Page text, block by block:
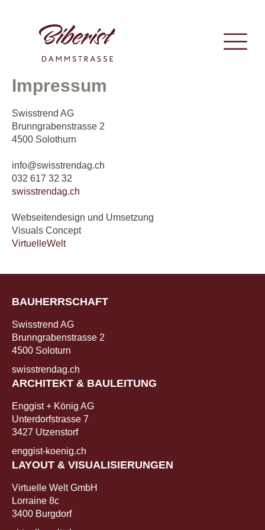
Impressum
Swisstrend AG
Brunngrabenstrasse 2
4500 Solothurn
info@swisstrendag.ch
032 617 32 32
swisstrendag.ch
Webseitendesign und Umsetzung
Visuals Concept
VirtuelleWelt
BAUHERRSCHAFT
Swisstrend AG
Brunngrabenstrasse 2
4500 Soloturn
swisstrendag.ch
ARCHITEKT & BAULEITUNG
Enggist + König AG
Unterdorfstrasse 7
3427 Utzenstorf
enggist-koenig.ch
LAYOUT & VISUALISIERUNGEN
Virtuelle Welt GmbH
Lorraine 8c
3400 Burgdorf